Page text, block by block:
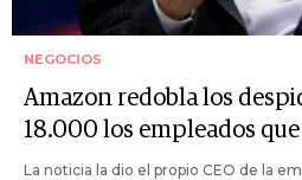
NEGOCIOS
Amazon redobla los
18.000 los empleados
La noticia la dio el propio CEO de la